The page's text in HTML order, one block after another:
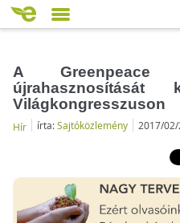
A Greenpeace
Világkongresszuson
Hír írta:Sajtóközlemény 2017/